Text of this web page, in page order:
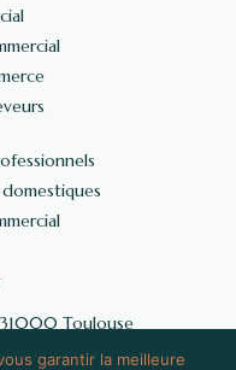
31000 Toulouse
72
garantir la meilleure